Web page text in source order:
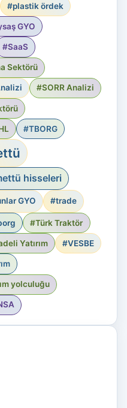
#plastik ördek
GYO
#SaaS
Sektörü
#SORR Analizi
#TBORG
hisseleri
GYO #trade
#Türk Traktör
Yatırım #VESBE
yolculuğu